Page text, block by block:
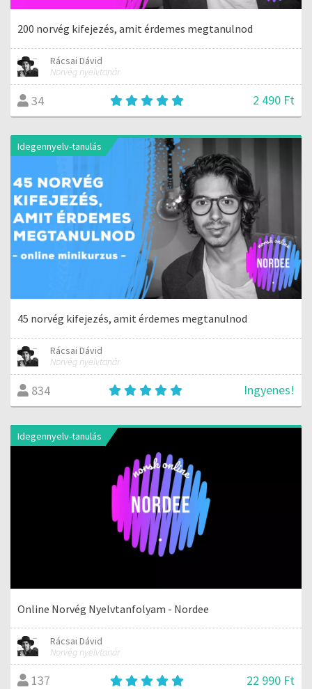
200 norvég kifejezés, amit érdemes megtanulnod
Rácsai Dávid
Norvég nyelvtanár
34 2 490 Ft
Idegennyelv-tanulás
45 norvég kifejezés, amit érdemes megtanulnod
Rácsai Dávid
Norvég nyelvtanár
834 Ingyenes!
Idegennyelv-tanulás
Online Norvég Nyelvtanfolyam - Nordee
Rácsai Dávid
Norvég nyelvtanár
137 22 990 Ft